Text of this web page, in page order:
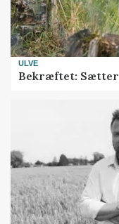
ULVE
Bekræftet: